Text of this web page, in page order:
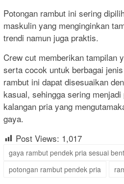
Potongan rambut ini sering
maskulin yang menginginkan
trendi namun juga praktis.
Crew cut memberikan tampilan
serta cocok untuk berbagai
rambut ini dapat disesuaikan
kasual, sehingga sering
kalangan pria yang
gaya.
Post Views: 1,017
gaya rambut pendek pria sesuai
potongan rambut pendek pria